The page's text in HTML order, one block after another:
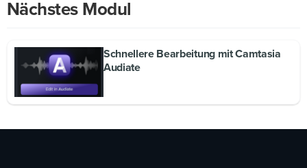
Nächstes Modul
Schnellere Bearbeitung mit Camtasia
Audiate